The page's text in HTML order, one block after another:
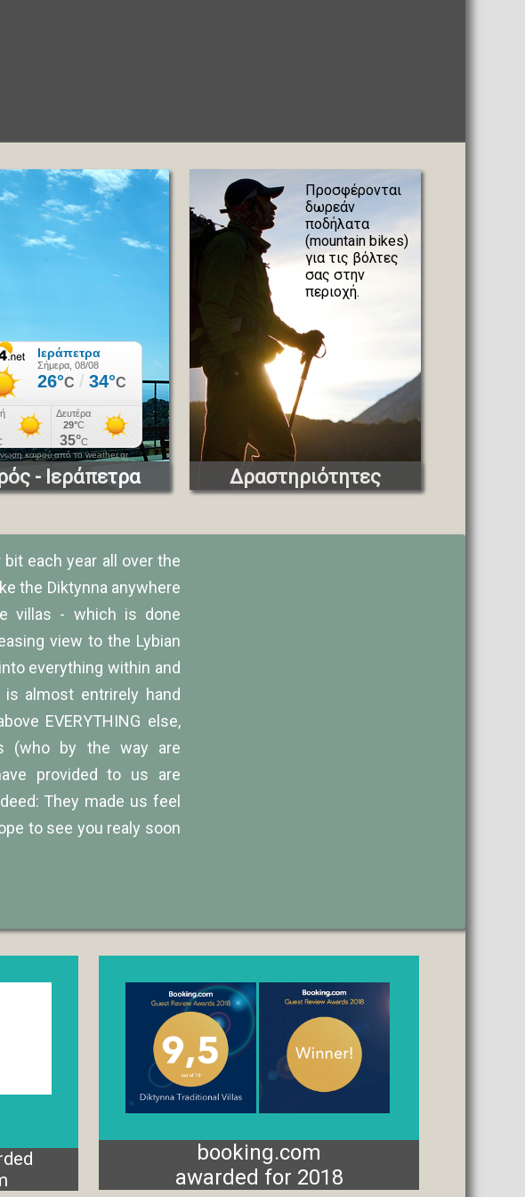
- Ιεράπετρα
καιρού από το weather.gr
Δραστηριότητες
Προσφέρονται
δωρεάν
ποδήλατα
(mountain bikes)
για τις βόλτες
σας στην
περιοχή.
each year all over the
the Diktynna anywhere
villas - which is done
view to the Lybian
everything within and
almost entrirely hand
EVERYTHING else,
(who by the way are
provided to us are
They made us feel
to see you realy soon
booking.com
awarded for 2018